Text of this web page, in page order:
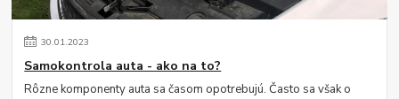
30.01.2023
Samokontrola auta - ako na to?
Rôzne komponenty auta sa časom opotrebujú. Často sa však o